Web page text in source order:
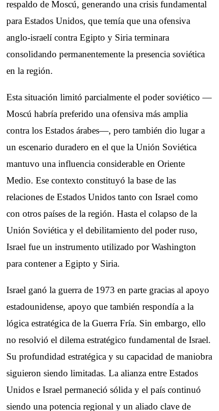
respaldo de Moscú, generando una crisis fundamental
para Estados Unidos, que temía que una ofensiva
anglo-israelí contra Egipto y Siria terminara
consolidando permanentemente la presencia soviética
en la región.
Esta situación limitó parcialmente el poder soviético —
Moscú habría preferido una ofensiva más amplia
contra los Estados árabes—, pero también dio lugar a
un escenario duradero en el que la Unión Soviética
mantuvo una influencia considerable en Oriente
Medio. Ese contexto constituyó la base de las
relaciones de Estados Unidos tanto con Israel como
con otros países de la región. Hasta el colapso de la
Unión Soviética y el debilitamiento del poder ruso,
Israel fue un instrumento utilizado por Washington
para contener a Egipto y Siria.
Israel ganó la guerra de 1973 en parte gracias al apoyo
estadounidense, apoyo que también respondía a la
lógica estratégica de la Guerra Fría. Sin embargo, ello
no resolvió el dilema estratégico fundamental de Israel.
Su profundidad estratégica y su capacidad de maniobra
siguieron siendo limitadas. La alianza entre Estados
Unidos e Israel permaneció sólida y el país continuó
siendo una potencia regional y un aliado clave de